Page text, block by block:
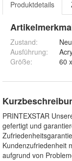
Produktdetails
Zustand:
Neu
Ausführung:
Größe:
PRINTEXSTAR
gefertigt und
Kundenzufriedenheit
aufgrund von